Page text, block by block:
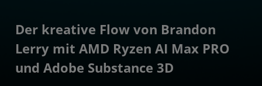
Der kreative Flow von Brandon
Lerry mit AMD Ryzen AI Max PRO
und Adobe Substance 3D